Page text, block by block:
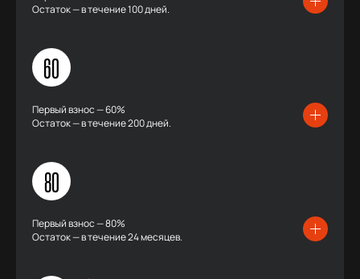
Остаток — в течение 100 дней.
60
Первый взнос — 60%
Остаток — в течение 200 дней.
80
Первый взнос — 80%
Остаток — в течение 24 месяцев.